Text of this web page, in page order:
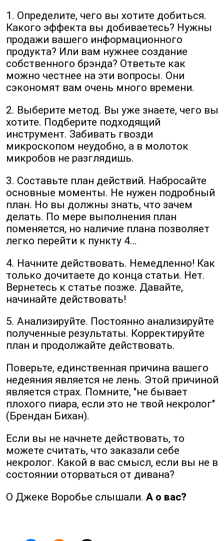
1. Определите, чего вы хотите добиться.
Какого эффекта вы добиваетесь? Нужны
продажи вашего информационного
продукта? Или вам нужнее создание
собственного брэнда? Ответьте как
можно честнее на эти вопросы. Они
сэкономят вам очень много времени.
2. Выберите метод. Вы уже знаете, чего вы
хотите. Подберите подходящий
инструмент. Забивать гвозди
микроскопом неудобно, а в молоток
микробов не разглядишь.
3. Составьте план действий. Набросайте
основные моменты. Не нужен подробный
план. Но вы должны знать, что зачем
делать. По мере выполнения план
поменяется, но наличие плана позволяет
легко перейти к пункту 4…
4. Начните действовать. Немедленно! Как
только дочитаете до конца статьи. Нет.
Вернетесь к статье позже. Давайте,
начинайте действовать!
5. Анализируйте. Постоянно анализируйте
полученные результаты. Корректируйте
план и продолжайте действовать.
Поверьте, единственная причина вашего
недеяния является не лень. Этой причиной
является страх. Помните, "не бывает
плохого пиара, если это не твой некролог"
(Брендан Бихан).
Если вы не начнете действовать, то
можете считать, что заказали себе
некролог. Какой в вас смысл, если вы не в
состоянии оторваться от дивана?
О Джеке Воробье слышали. А о вас?